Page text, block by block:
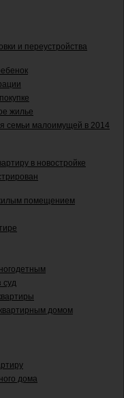
и переустройства
жилье
семьи малоимущей в 2014
в новостройке
помещением
суд
домом
дома